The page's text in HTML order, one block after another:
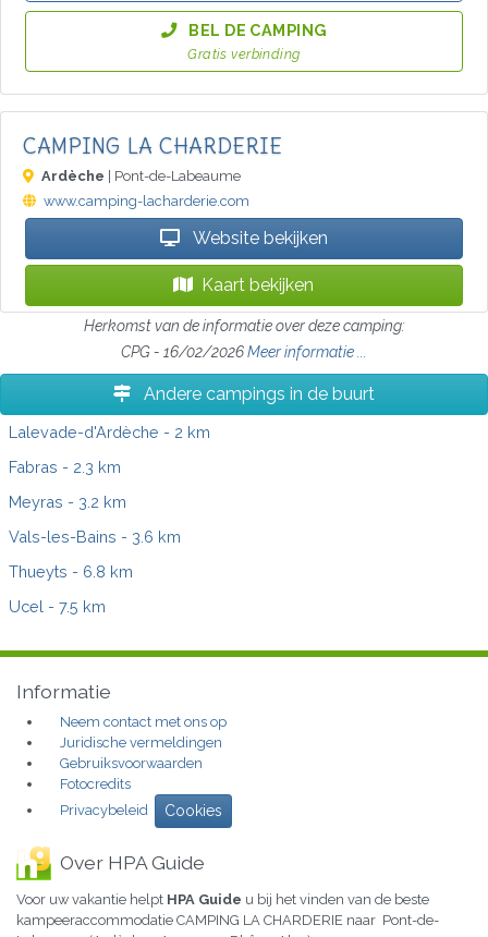
BEL DE CAMPING
Gratis verbinding
CAMPING LA CHARDERIE
Ardèche | Pont-de-Labeaume
www.camping-lacharderie.com
Website bekijken
Kaart bekijken
Herkomst van de informatie over deze camping:
CPG - 16/02/2026Meer informatie ...
Andere campings in de buurt
Lalevade-d'Ardèche - 2 km
Fabras - 2.3 km
Meyras - 3.2 km
Vals-les-Bains - 3.6 km
Thueyts - 6.8 km
Ucel - 7.5 km
Informatie
Neem contact met ons op
Juridische vermeldingen
Gebruiksvoorwaarden
Fotocredits
Privacybeleid
Cookies
Over HPA Guide
Voor uw vakantie helpt HPA Guide u bij het vinden van de beste
kampeeraccommodatie CAMPING LA CHARDERIE naar Pont-de-